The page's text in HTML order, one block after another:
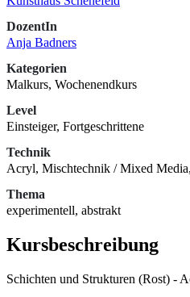
DozentIn
Anja Badners
Kategorien
Malkurs, Wochenendkurs
Level
Einsteiger, Fortgeschrittene
Technik
Acryl, Mischtechnik / Mixed
Thema
experimentell, abstrakt
Kursbeschreibung
Schichten und Strukturen (Rost) -